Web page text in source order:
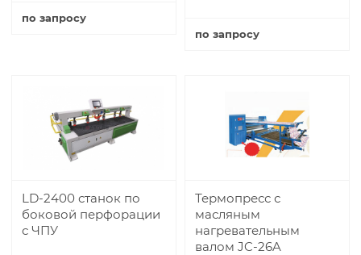
по запросу
по запросу
LD-2400 станок по
боковой перфорации
с ЧПУ
Термопресс с
масляным
нагревательным
валом JC-26A